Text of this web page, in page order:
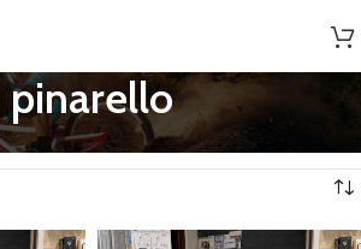
pinarello
Visualizzazione di 5 risultati